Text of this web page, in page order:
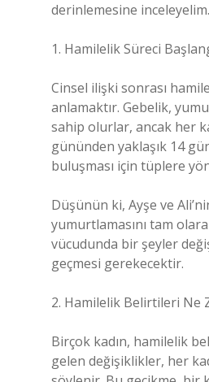
derinlemesine inceleyelim.
1. Hamilelik Süreci
Cinsel ilişki sonrası
anlamaktır. Gebelik,
sahip olurlar, ancak her
gününden yaklaşık 14
buluşması için tüplere
Düşünün ki, Ayşe ve
yumurtlamasını tam
vücudunda bir şeyler
geçmesi gerekecektir.
2. Hamilelik Belirtileri Ne
Birçok kadın, hamilelik
gelen değişiklikler, her